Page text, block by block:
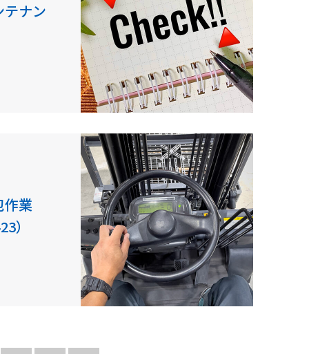
ナン
作業
）